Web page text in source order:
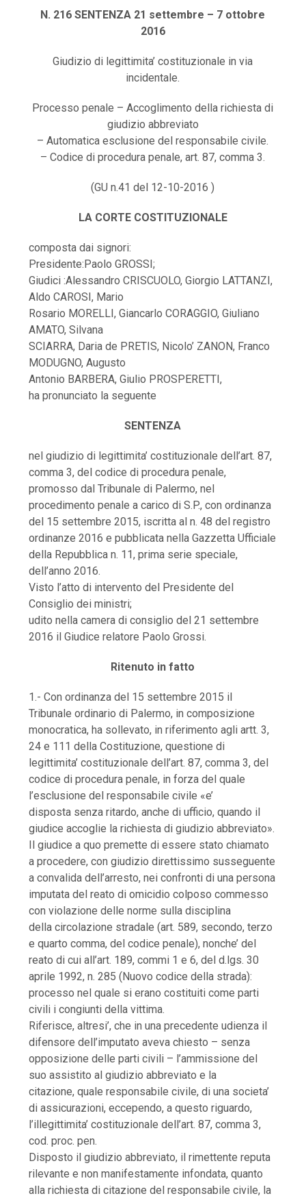
N. 216 SENTENZA 21 settembre – 7 ottobre
2016
Giudizio di legittimita’ costituzionale in via
incidentale.
Processo penale – Accoglimento della richiesta di
giudizio abbreviato
– Automatica esclusione del responsabile civile.
– Codice di procedura penale, art. 87, comma 3.
(GU n.41 del 12-10-2016 )
LA CORTE COSTITUZIONALE
composta dai signori:
Presidente:Paolo GROSSI;
Giudici :Alessandro CRISCUOLO, Giorgio LATTANZI,
Aldo CAROSI, Mario
Rosario MORELLI, Giancarlo CORAGGIO, Giuliano
AMATO, Silvana
SCIARRA, Daria de PRETIS, Nicolo’ ZANON, Franco
MODUGNO, Augusto
Antonio BARBERA, Giulio PROSPERETTI,
ha pronunciato la seguente
SENTENZA
nel giudizio di legittimita’ costituzionale dell’art. 87,
comma 3, del codice di procedura penale,
promosso dal Tribunale di Palermo, nel
procedimento penale a carico di S.P., con ordinanza
del 15 settembre 2015, iscritta al n. 48 del registro
ordinanze 2016 e pubblicata nella Gazzetta Ufficiale
della Repubblica n. 11, prima serie speciale,
dell’anno 2016.
Visto l’atto di intervento del Presidente del
Consiglio dei ministri;
udito nella camera di consiglio del 21 settembre
2016 il Giudice relatore Paolo Grossi.
Ritenuto in fatto
1.- Con ordinanza del 15 settembre 2015 il
Tribunale ordinario di Palermo, in composizione
monocratica, ha sollevato, in riferimento agli artt. 3,
24 e 111 della Costituzione, questione di
legittimita’ costituzionale dell’art. 87, comma 3, del
codice di procedura penale, in forza del quale
l’esclusione del responsabile civile «e’
disposta senza ritardo, anche di ufficio, quando il
giudice accoglie la richiesta di giudizio abbreviato».
Il giudice a quo premette di essere stato chiamato
a procedere, con giudizio direttissimo susseguente
a convalida dell’arresto, nei confronti di una persona
imputata del reato di omicidio colposo commesso
con violazione delle norme sulla disciplina
della circolazione stradale (art. 589, secondo, terzo
e quarto comma, del codice penale), nonche’ del
reato di cui all’art. 189, commi 1 e 6, del d.lgs. 30
aprile 1992, n. 285 (Nuovo codice della strada):
processo nel quale si erano costituiti come parti
civili i congiunti della vittima.
Riferisce, altresi’, che in una precedente udienza il
difensore dell’imputato aveva chiesto – senza
opposizione delle parti civili – l’ammissione del
suo assistito al giudizio abbreviato e la
citazione, quale responsabile civile, di una societa’
di assicurazioni, eccependo, a questo riguardo,
l’illegittimita’ costituzionale dell’art. 87, comma 3,
cod. proc. pen.
Disposto il giudizio abbreviato, il rimettente reputa
rilevante e non manifestamente infondata, quanto
alla richiesta di citazione del responsabile civile, la